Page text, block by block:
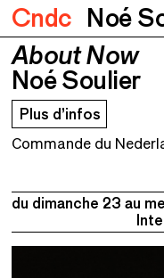
Cndc Noé
About Now
Noé Soulier
About Now
Noé Soulier
Plus d’infos
Commande du
du dimanche 23 au